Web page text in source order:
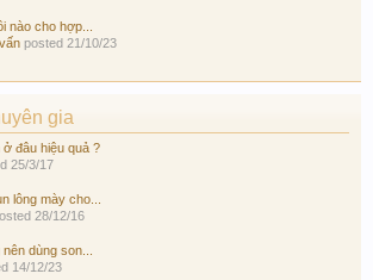
nào cho hợp...
posted 21/10/23
gia
đâu hiệu quả ?
25/3/17
lông mày cho...
28/12/16
dùng son...
14/12/23